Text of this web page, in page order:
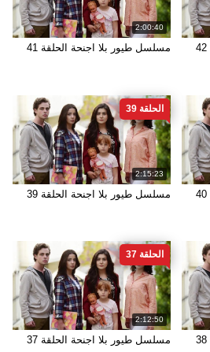
2:00:40
مسلسل طيور بلا اجنحة الحلقة 41
2:15:23
الحلقة 39
مسلسل طيور بلا اجنحة الحلقة 39
2:12:50
الحلقة 37
مسلسل طيور بلا اجنحة الحلقة 37